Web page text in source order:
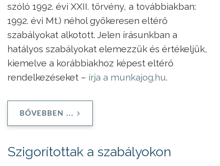
szóló 1992. évi XXII. törvény, a továbbiakban:
1992. évi Mt.) néhol gyökeresen eltérő
szabályokat alkotott. Jelen írásunkban a
hatályos szabályokat elemezzük és értékeljük,
kiemelve a korábbiakhoz képest eltérő
rendelkezéseket – írja a munkajog.hu.
BŐVEBBEN ...
Szigorítottak a szabályokon